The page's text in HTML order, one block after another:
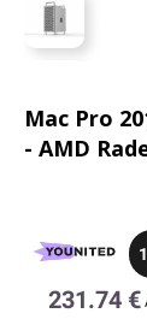
Mac Pro
- AMD
231.74 €